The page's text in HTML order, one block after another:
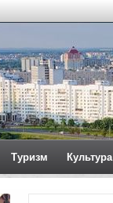
Туризм Культура